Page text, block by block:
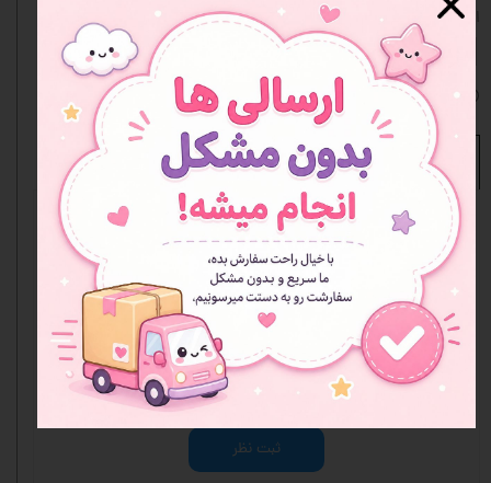
انتخاب مدل
افزودن به علاقه مندی ها
نظرات
هنوز نظری ثبت نشده
اولین نفری باشید که نظر می‌دهید
ثبت نظر